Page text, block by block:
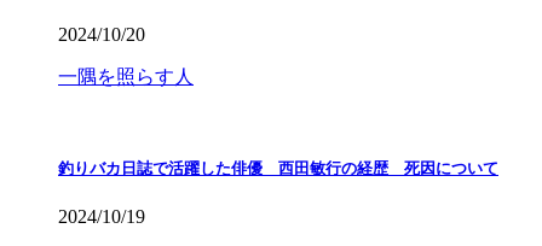
2024/10/20
一隅を照らす人
釣りバカ日誌で活躍した俳優 西田敏行の経歴 死因について
2024/10/19